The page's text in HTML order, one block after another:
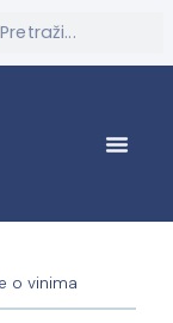
o vinima